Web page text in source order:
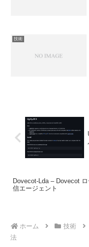
技術
Dovecot-Lda – Dovecot
信エージェント
ホーム 技術
法